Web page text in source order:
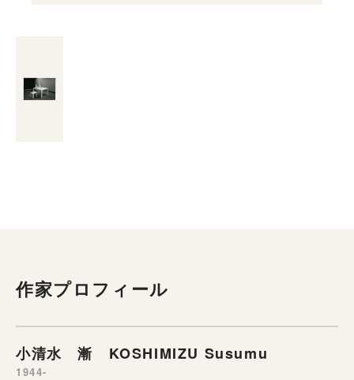
作家プロフィール
小清水 漸 KOSHIMIZU Susumu
1944-